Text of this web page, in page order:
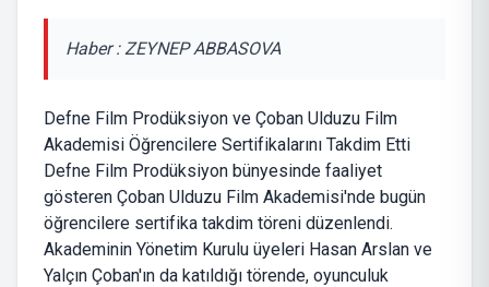
Haber : ZEYNEP ABBASOVA
Defne Film Prodüksiyon ve Çoban Ulduzu Film
Akademisi Öğrencilere Sertifikalarını Takdim Etti
Defne Film Prodüksiyon bünyesinde faaliyet
gösteren Çoban Ulduzu Film Akademisi'nde bugün
öğrencilere sertifika takdim töreni düzenlendi.
Akademinin Yönetim Kurulu üyeleri Hasan Arslan ve
Yalçın Çoban'ın da katıldığı törende, oyunculuk